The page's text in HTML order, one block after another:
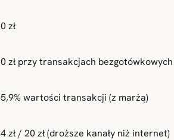
0 zł
0 zł przy transakcjach
5,9% wartości transakcji (z marżą)
4 zł / 20 zł (droższe kanały niż internet)